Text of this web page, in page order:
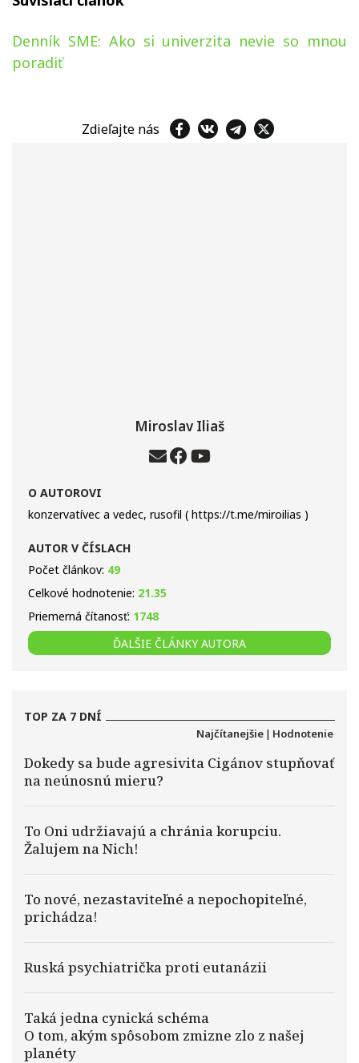
Denník SME: Ako si univerzita nevie so mnou
poradiť
Zdieľajte nás
Miroslav Iliaš
O AUTOROVI
konzervatívec a vedec, rusofil ( https://t.me/miroilias )
AUTOR V ČÍSLACH
Počet článkov: 49
Celkové hodnotenie: 21.35
Priemerná čítanosť: 1748
ĎALŠIE ČLÁNKY AUTORA
TOP ZA 7 DNÍ
Najčítanejšie | Hodnotenie
Dokedy sa bude agresivita Cigánov stupňovať
na neúnosnú mieru?
To Oni udržiavajú a chránia korupciu.
Žalujem na Nich!
To nové, nezastaviteľné a nepochopiteľné,
prichádza!
Ruská psychiatrička proti eutanázii
Taká jedna cynická schéma
O tom, akým spôsobom zmizne zlo z našej
planéty